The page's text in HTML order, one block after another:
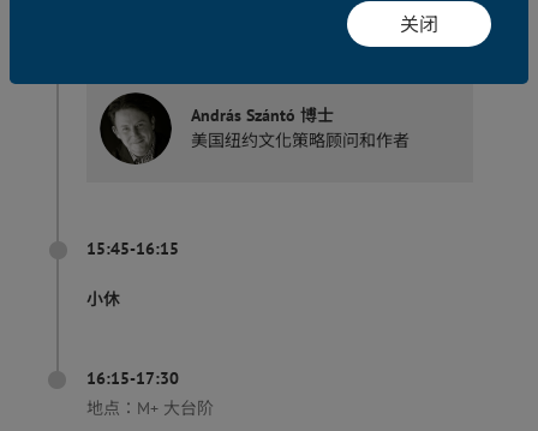
体及亚太地区首席策展人
András Szántó 博士
美国纽约文化策略顾问和作者
15:45-16:15
小休
16:15-17:30
地点： M+ 大台阶
关闭